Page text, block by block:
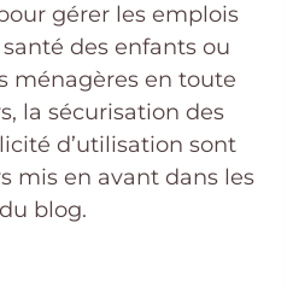
gérer les emplois
des enfants ou
ménagères en toute
la sécurisation des
d’utilisation sont
mis en avant dans les
blog.